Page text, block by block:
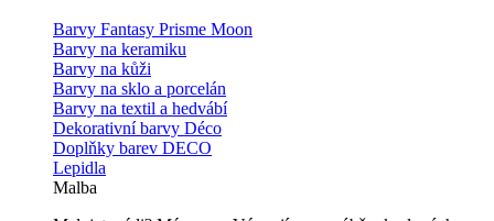
Barvy Fantasy Prisme Moon
Barvy na keramiku
Barvy na kůži
Barvy na sklo a porcelán
Barvy na textil a hedvábí
Dekorativní barvy Déco
Doplňky barev DECO
Lepidla
Malba